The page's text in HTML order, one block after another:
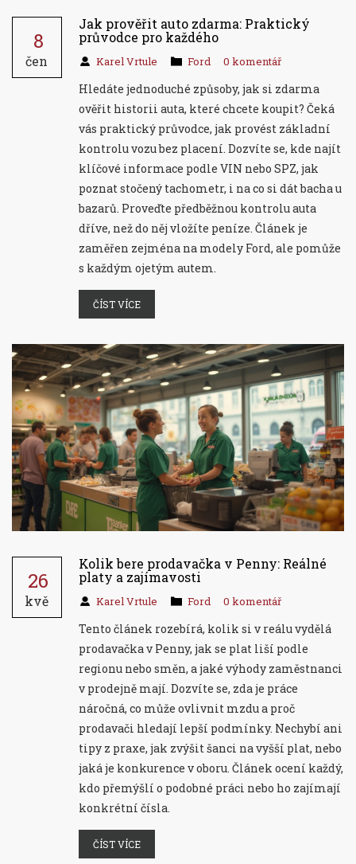
8
čen
Jak prověřit auto zdarma: Praktický
průvodce pro každého
Karel Vrtule Ford 0 komentář
Hledáte jednoduché způsoby, jak si zdarma
ověřit historii auta, které chcete koupit? Čeká
vás praktický průvodce, jak provést základní
kontrolu vozu bez placení. Dozvíte se, kde najít
klíčové informace podle VIN nebo SPZ, jak
poznat stočený tachometr, i na co si dát bacha u
bazarů. Proveďte předběžnou kontrolu auta
dříve, než do něj vložíte peníze. Článek je
zaměřen zejména na modely Ford, ale pomůže
s každým ojetým autem.
ČÍST VÍCE
26
kvě
Kolik bere prodavačka v Penny: Reálné
platy a zajímavosti
Karel Vrtule Ford 0 komentář
Tento článek rozebírá, kolik si v reálu vydělá
prodavačka v Penny, jak se plat liší podle
regionu nebo směn, a jaké výhody zaměstnanci
v prodejně mají. Dozvíte se, zda je práce
náročná, co může ovlivnit mzdu a proč
prodavači hledají lepší podmínky. Nechybí ani
tipy z praxe, jak zvýšit šanci na vyšší plat, nebo
jaká je konkurence v oboru. Článek ocení každý,
kdo přemýšlí o podobné práci nebo ho zajímají
konkrétní čísla.
ČÍST VÍCE